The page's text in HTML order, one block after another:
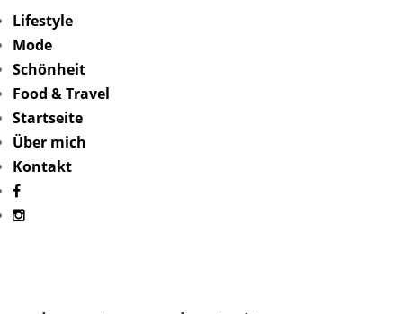
Lifestyle
Mode
Schönheit
Food & Travel
Startseite
Über mich
Kontakt